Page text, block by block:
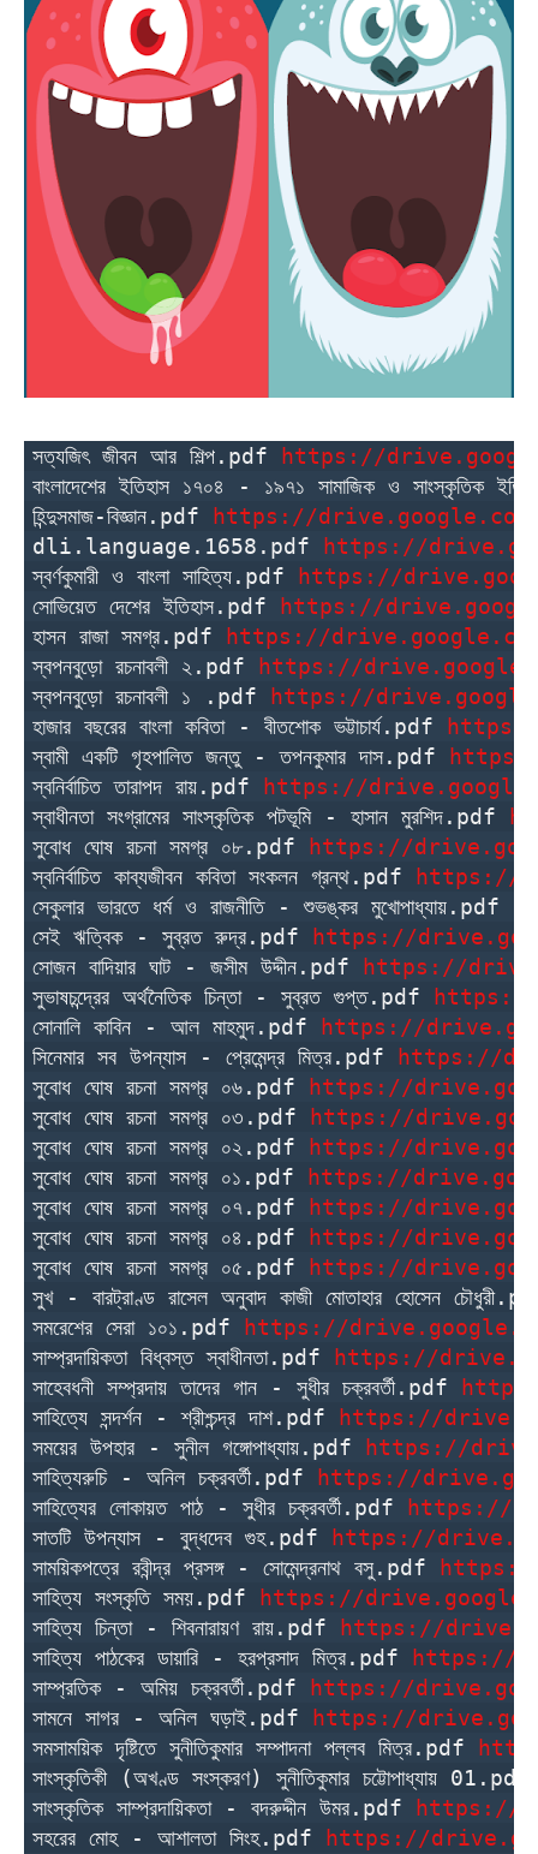
সত্যজিৎ জীবন আর শিল্প.pdf
https://
বাংলাদেশের ইতিহাস ১৭০৪ - ১৯৭১ সামাজিক ও সাংস্কৃতিক
হিন্দুসমাজ-বিজ্ঞান.pdf
https://drive.google.com/
dli.language.1658.pdf
https://
স্বর্ণকুমারী ও বাংলা সাহিত্য.pdf
https://
সোভিয়েত দেশের ইতিহাস.pdf
https://
হাসন রাজা সমগ্র.pdf
https://drive.google.com/
স্বপনবুড়ো রচনাবলী ২.pdf
https://
স্বপনবুড়ো রচনাবলী ১ .pdf
https://
হাজার বছরের বাংলা কবিতা - বীতশোক ভট্টাচার্য.pdf
https://
স্বামী একটি গৃহপালিত জন্তু - তপনকুমার দাস.pdf
https://
স্বনির্বাচিত তারাপদ রায়.pdf
https://
স্বাধীনতা সংগ্রামের সাংস্কৃতিক পটভূমি - হাসান মুরশিদ.pdf
সুবোধ ঘোষ রচনা সমগ্র ০৮.pdf
https://
স্বনির্বাচিত কাব্যজীবন কবিতা সংকলন গ্রন্থ.pdf
https://
সেকুলার ভারতে ধর্ম ও রাজনীতি - শুভঙ্কর মুখোপাধ্যায়.pdf
সেই ঋত্বিক - সুব্রত রুদ্র.pdf
https://
সোজন বাদিয়ার ঘাট - জসীম উদ্দীন.pdf
https://
সুভাষচন্দ্রের অর্থনৈতিক চিন্তা - সুব্রত গুপ্ত.pdf
https://
সোনালি কাবিন - আল মাহমুদ.pdf
https://
সিনেমার সব উপন্যাস - প্রেমেন্দ্র মিত্র.pdf
https://
সুবোধ ঘোষ রচনা সমগ্র ০৬.pdf
https://
সুবোধ ঘোষ রচনা সমগ্র ০৩.pdf
https://
সুবোধ ঘোষ রচনা সমগ্র ০২.pdf
https://
সুবোধ ঘোষ রচনা সমগ্র ০১.pdf
https://
সুবোধ ঘোষ রচনা সমগ্র ০৭.pdf
https://
সুবোধ ঘোষ রচনা সমগ্র ০৪.pdf
https://
সুবোধ ঘোষ রচনা সমগ্র ০৫.pdf
https://
সুখ - বারট্রাণ্ড রাসেল অনুবাদ কাজী মোতাহার হোসেন
সমরেশের সেরা ১০১.pdf
https://
সাম্প্রদায়িকতা বিধ্বস্ত স্বাধীনতা.pdf
https://
সাহেবধনী সম্প্রদায় তাদের গান - সুধীর চক্রবর্তী.pdf
সাহিত্যে সন্দর্শন - শ্রীশ্চন্দ্র দাশ.pdf
https://
সময়ের উপহার - সুনীল গঙ্গোপাধ্যায়.pdf
https://
সাহিত্যরুচি - অনিল চক্রবর্তী.pdf
https://
সাহিত্যের লোকায়ত পাঠ - সুধীর চক্রবর্তী.pdf
https://
সাতটি উপন্যাস - বুদ্ধদেব গুহ.pdf
https://
সাময়িকপত্রে রবীন্দ্র প্রসঙ্গ - সোমেন্দ্রনাথ বসু.pdf
https://
সাহিত্য সংস্কৃতি সময়.pdf
https://
সাহিত্য চিন্তা - শিবনারায়ণ রায়.pdf
https://
সাহিত্য পাঠকের ডায়ারি - হরপ্রসাদ মিত্র.pdf
https://
সাম্প্রতিক - অমিয় চক্রবর্তী.pdf
https://
সামনে সাগর - অনিল ঘড়াই.pdf
https://
সমসাময়িক দৃষ্টিতে সুনীতিকুমার সম্পাদনা পল্লব মিত্র.pdf
সাংস্কৃতিকী (অখণ্ড সংস্করণ) সুনীতিকুমার চট্টোপাধ্যায়
সাংস্কৃতিক সাম্প্রদায়িকতা - বদরুদ্দীন উমর.pdf
https://
সহরের মোহ - আশালতা সিংহ.pdf
https://